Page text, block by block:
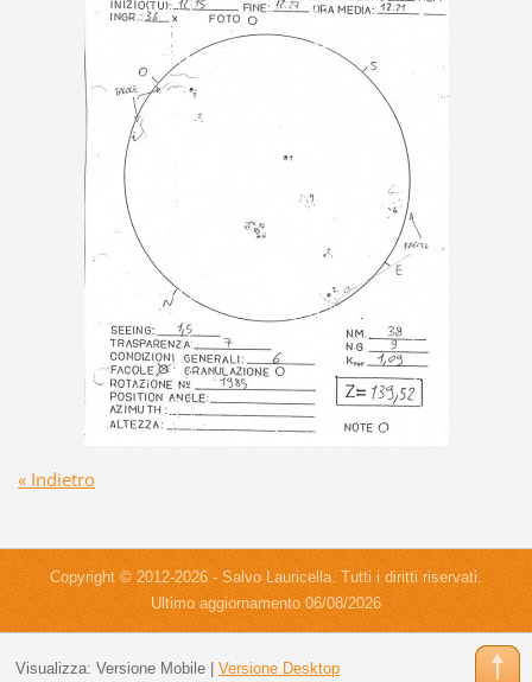
« Indietro
Copyright © 2012-2026 - Salvo Lauricella. Tutti i diritti riservati.
Ultimo aggiornamento 06/08/2026
Visualizza: Versione Mobile| Versione Desktop